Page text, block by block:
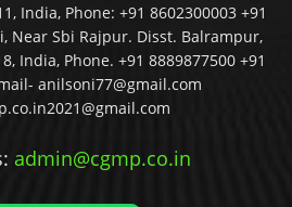
India, Phone: +91 8602300003 +91
Near Sbi Rajpur. Disst. Balrampur,
India, Phone. +91 8889877500 +91
anilsoni77@gmail.com
admin@cgmp.co.in